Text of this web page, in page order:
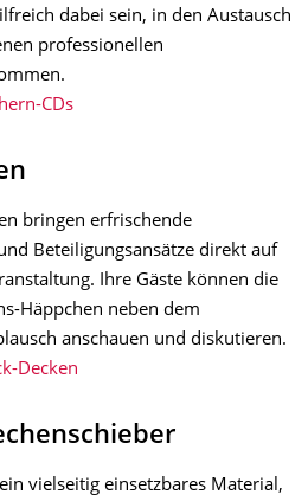
dabei sein, in den Austausch
professionellen
CDs
bringen erfrischende
Beteiligungsansätze direkt auf
Ihre Gäste können die
Häppchen neben dem
anschauen und diskutieren.
Decken
vielseitig einsetzbares Material,